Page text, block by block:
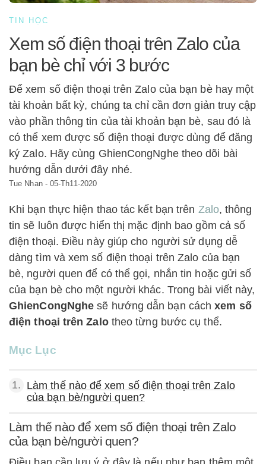
TIN HỌC
Xem số điện thoại trên Zalo của
bạn bè chỉ với 3 bước
Để xem số điện thoại trên Zalo của bạn bè hay một
tài khoản bất kỳ, chúng ta chỉ cần đơn giản truy cập
vào phần thông tin của tài khoản bạn bè, sau đó là
có thể xem được số điện thoại được dùng để đăng
ký Zalo. Hãy cùng GhienCongNghe theo dõi bài
hướng dẫn dưới đây nhé.
Tue Nhan- 05-Th11-2020
Khi bạn thực hiện thao tác kết bạn trên Zalo, thông
tin sẽ luôn được hiển thị mặc định bao gồm cả số
điện thoại. Điều này giúp cho người sử dụng dễ
dàng tìm và xem số điện thoại trên Zalo của bạn
bè, người quen để có thể gọi, nhắn tin hoặc gửi số
của bạn bè cho một người khác. Trong bài viết này,
GhienCongNghe sẽ hướng dẫn bạn cáchxem số
điện thoại trên Zalotheo từng bước cụ thể.
Mục Lục
1. Làm thế nào để xem số điện thoại trên Zalo
của bạn bè/người quen?
Làm thế nào để xem số điện thoại trên Zalo
của bạn bè/người quen?